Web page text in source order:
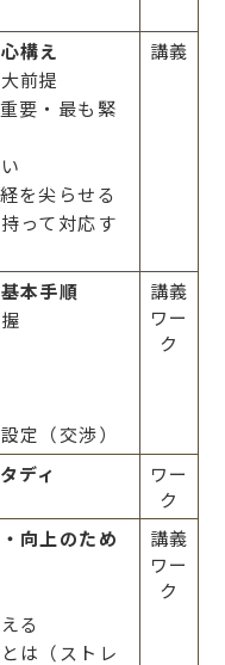
構え
前提
要・最も緊
を尖らせる
って対応す
講義
本手順
定（交渉）
講義
ワー
ク
ディ
ワー
ク
向上のため
える
は（ストレ
講義
ワー
ク